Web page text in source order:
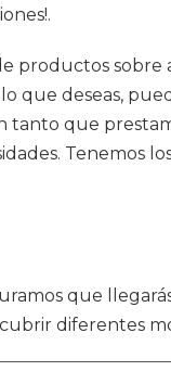
productos sobre
que deseas,
que
Tenemos
que
diferentes